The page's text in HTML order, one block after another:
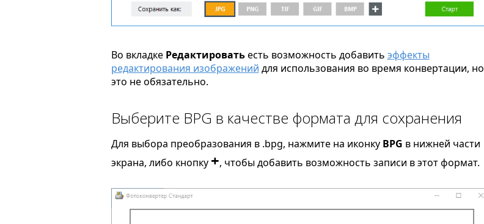
Во вкладке Редактироватьесть возможность добавить эффекты
редактирования изображений для использования во время конвертации, но
это не обязательно.
Выберите BPG в качестве формата для сохранения
Для выбора преобразования в .bpg, нажмите на иконку BPG в нижней части
экрана, либо кнопку +, чтобы добавить возможность записи в этот формат.